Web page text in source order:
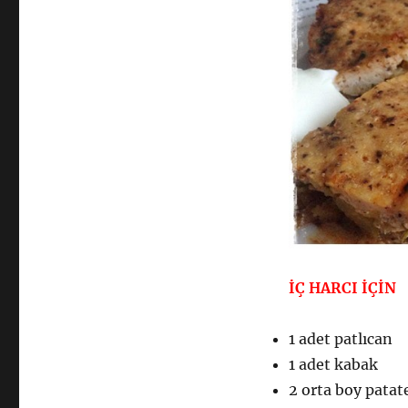
İÇ HARCI İÇİN
1 adet patlıcan
1 adet kabak
2 orta boy